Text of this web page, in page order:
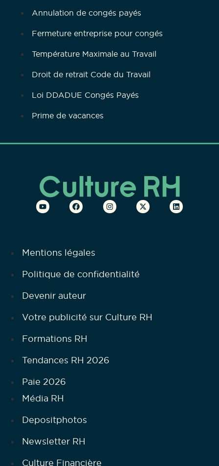
Annulation de congés payés
Fermeture entreprise pour congés
Température Maximale au Travail
Droit de retrait Code du Travail
Loi DDADUE Congés Payés
Prime de vacances
Mentions légales
Politique de confidentialité
Devenir auteur
Votre publicité sur Culture RH
Formations RH
Tendances RH 2026
Paie 2026
Média RH
Depositphotos
Newsletter RH
Culture Financière